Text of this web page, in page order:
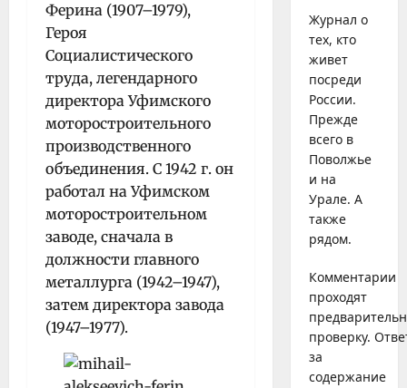
Ферина (1907–1979),
Героя
Социалистического
труда, легендарного
директора Уфимского
моторостроительного
производственного
объединения. С 1942 г. он
работал на Уфимском
моторостроительном
заводе, сначала в
должности главного
металлурга (1942–1947),
затем директора завода
(1947–1977).
Журнал о
тех, кто
живет
посреди
России.
Прежде
всего в
Поволжье
и на
Урале. А
также
рядом.
Комментарии
проходят
проверку.
за
содержание